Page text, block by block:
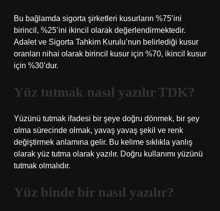
Bu bağlamda sigorta şirketleri kusurların %75’ini
birincil, %25’ini ikincil olarak değerlendirmektedir.
Adalet ve Sigorta Tahkim Kurulu’nun belirlediği kusur
oranları nihai olarak birincil kusur için %70, ikincil kusur
için %30’dur.
Yüz tutmak nasıl yazılır TDK?
Yüzünü tutmak ifadesi bir şeye doğru dönmek, bir şey
olma sürecinde olmak, yavaş yavaş şekil ve renk
değiştirmek anlamına gelir. Bu kelime sıklıkla yanlış
olarak yüz tutma olarak yazılır. Doğru kullanımı yüzünü
tutmak olmalıdır.
Yüz binde bir nasıl yazılır?